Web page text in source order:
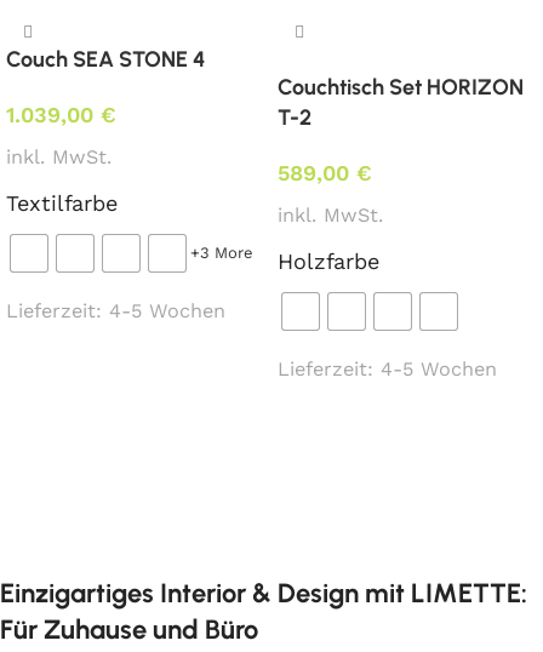
tapeziert mit Ihrem
beigestelltem Eigenbezug*
Abmessungen:
Gesamthöhe 89 cm
Mindestbestellmenge:
Stoffbedarf:(für Weißpolsterung /
Couch SEA STONE 4
1.039,00 €
inkl. MwSt.
Textilfarbe
+3 More
Lieferzeit: 4-5 Wochen
Couchtisch Set HORIZON
T-2
589,00 €
inkl. MwSt.
Holzfarbe
Lieferzeit: 4-5 Wochen
Einzigartiges Interior & Design mit LIMETTE:
Für Zuhause und Büro